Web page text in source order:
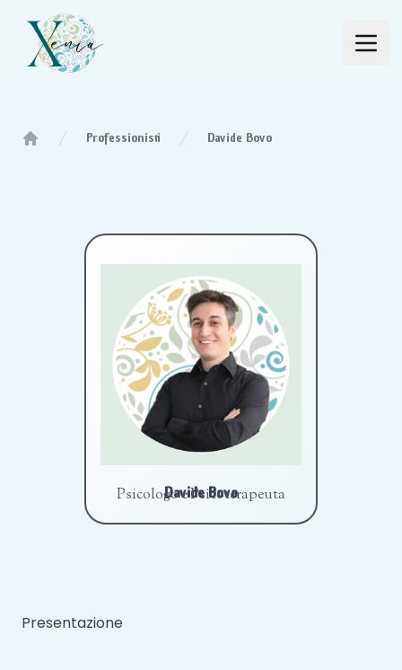
Studio Xenia
Professionisti Davide Bovo
Davide Bovo
Psicologo e Psicoterapeuta
Presentazione